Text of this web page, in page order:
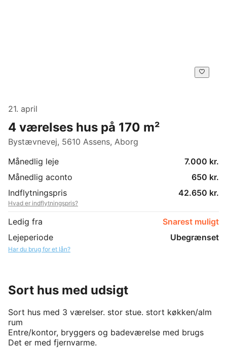
21. april
4 værelses hus på 170 m²
Bystævnevej, 5610 Assens, Aborg
Månedlig leje
7.000 kr.
Månedlig aconto
650 kr.
Indflytningspris
42.650 kr.
Hvad er indflytningspris?
Ledig fra
Snarest muligt
Lejeperiode
Ubegrænset
Har du brug for et lån?
Sort hus med udsigt
Sort hus med 3 værelser. stor stue. stort køkken/alm
rum
Entre/kontor, bryggers og badeværelse med brugs
Det er med fjernvarme.